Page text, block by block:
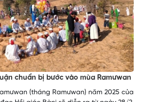
chuẩn bị bước vào mùa Ramưwan
(tháng Ramưwan) năm 2025 của